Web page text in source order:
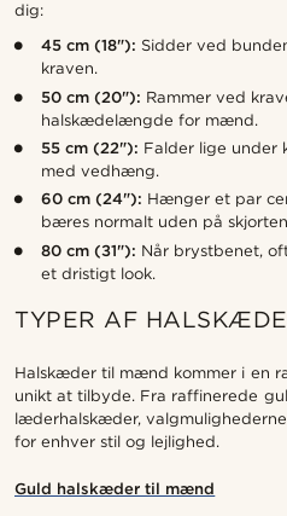
dig:
45 cm (18"): Sidder ved
kraven.
50 cm (20"): Rammer ved
halskædelængde for mænd.
55 cm (22"): Falder lige under
med vedhæng.
60 cm (24"): Hænger et par
bæres normalt uden på
80 cm (31"): Når brystbenet,
et dristigt look.
TYPER AF
Halskæder til mænd kommer i en
unikt at tilbyde. Fra raffinerede
læderhalskæder,
for enhver stil og lejlighed.
Guld halskæder til mænd